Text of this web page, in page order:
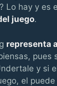
Lo hay y es
juego.
representa
pues
y si
el